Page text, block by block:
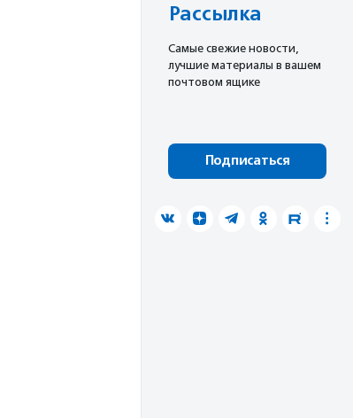
Рассылка
Cамые свежие новости,
лучшие материалы в вашем
почтовом ящике
Подписаться